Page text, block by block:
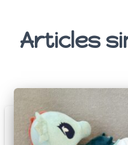
Articles